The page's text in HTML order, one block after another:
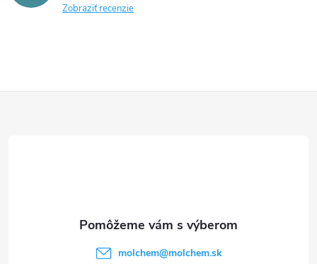
Zobraziť recenzie
molchem@molchem.sk